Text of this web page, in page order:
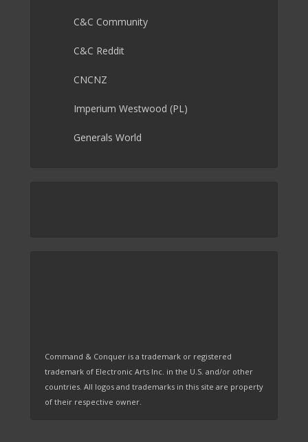
C&C Community
C&C Reddit
CNCNZ
Imperium Westwood (PL)
Generals World
Command & Conquer is a trademark or registered
trademark of Electronic Arts Inc. in the U.S. and/or other
countries. All logos and trademarks in this site are property
of their respective owner.